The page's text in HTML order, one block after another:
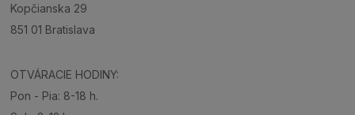
Kopčianska 29
851 01 Bratislava
OTVÁRACIE HODINY:
Pon - Pia: 8-18 h.